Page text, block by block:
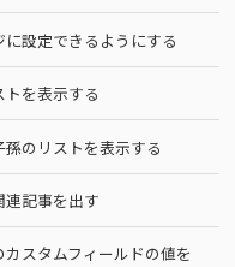
設定できるようにする
を表示する
のリストを表示する
記事を出す
スタムフィールドの値を